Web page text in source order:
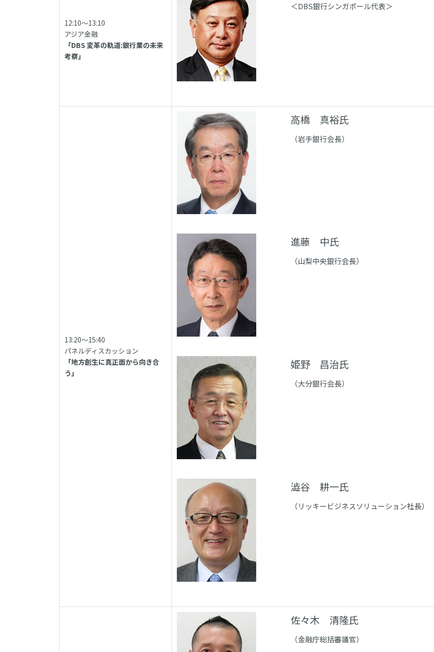
12:10～13:10
アジア金融
「DBS 変革の軌道:銀行業の未来
考察」
＜DBS銀行シンガポール代表＞
13:20～15:40
パネルディスカッション
「地方創生に真正面から向き合
う」
高橋 真裕氏
（岩手銀行会長）
進藤 中氏
（山梨中央銀行会長）
姫野 昌治氏
（大分銀行会長）
澁谷 耕一氏
（リッキービジネスソリューション社長）
佐々木 清隆氏
（金融庁総括審議官）